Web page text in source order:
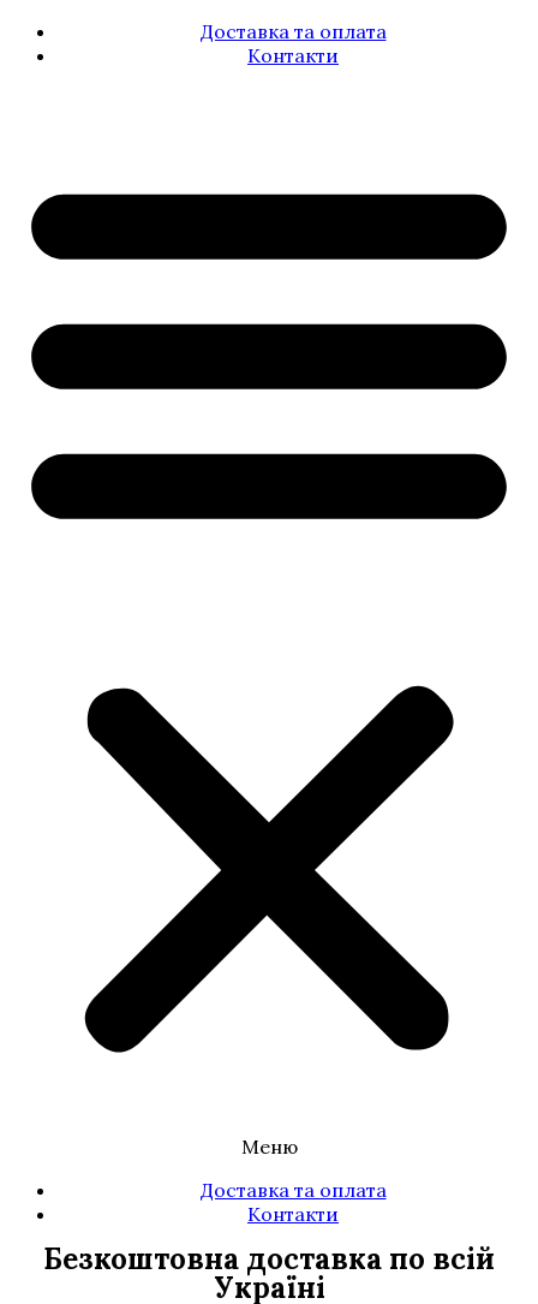
Доставка та оплата
Контакти
Меню
Доставка та оплата
Контакти
Безкоштовна доставка по всій
Україні